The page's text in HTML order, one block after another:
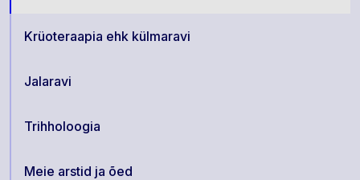
Krüoteraapia ehk külmaravi
Jalaravi
Trihholoogia
Meie arstid ja õed